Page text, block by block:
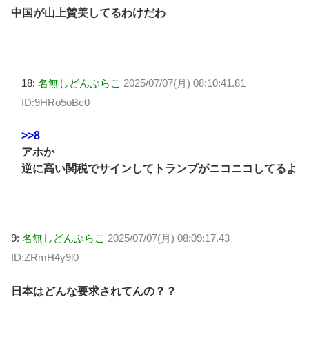
中国が山上賛美してるわけだわ
18: 名無しどんぶらこ 2025/07/07(月) 08:10:41.81
ID:9HRo5oBc0
>>8
アホか
逆に高い関税でサインしてトランプがニコニコしてるよ
9: 名無しどんぶらこ 2025/07/07(月) 08:09:17.43
ID:ZRmH4y9l0
日本はどんな要求されてんの？？